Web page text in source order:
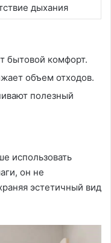
дыхания
бытовой комфорт.
объем отходов.
полезный
использовать
он не
эстетичный вид